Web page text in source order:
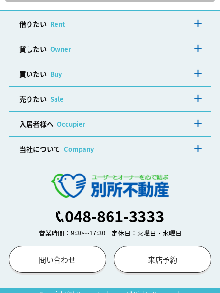
借りたい Rent
貸したい Owner
買いたい Buy
売りたい Sale
入居者様へ Occupier
当社について Company
048-861-3333
営業時間：9:30～17:30 定休日：火曜日・水曜日
問い合わせ 来店予約